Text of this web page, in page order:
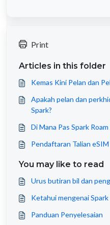
Print
Articles in this folder
Kemas Kini Pelan dan
Apakah pelan dan
Spark?
Di Mana Pas Spark
Pendaftaran Talian
You may like to read
Urus butiran bil dan
Ketahui mengenai Spark
Panduan Penyelesaian